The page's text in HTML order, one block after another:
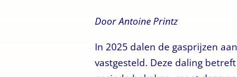
Door Antoine Printz
In 2025 dalen de gasprijzen
vastgesteld. Deze daling